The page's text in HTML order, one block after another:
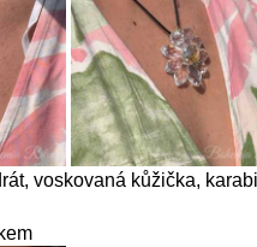
voskovaná kůžička,